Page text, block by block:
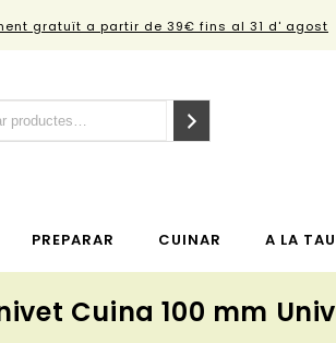
gratuït a partir de 39€ fins al 31 d' agost
PREPARAR CUINAR A LA
Cuina 100 mm